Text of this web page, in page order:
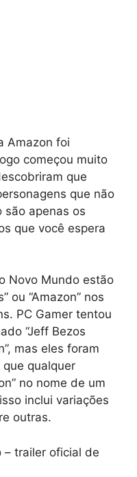
Amazon foi
começou muito
que
que não
são apenas os
que você espera
Novo Mundo estão
ou “Amazon” nos
PC Gamer tentou
“Jeff Bezos
mas eles foram
qualquer
no nome de um
inclui variações
outras.
– trailer oficial de